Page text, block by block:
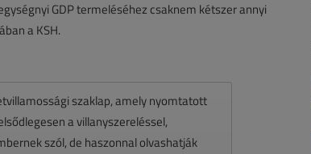
GDP termeléséhez csaknem kétszer annyi
a KSH.
szaklap, amely nyomtatott
a villanyszereléssel,
szól, de haszonnal olvashatják